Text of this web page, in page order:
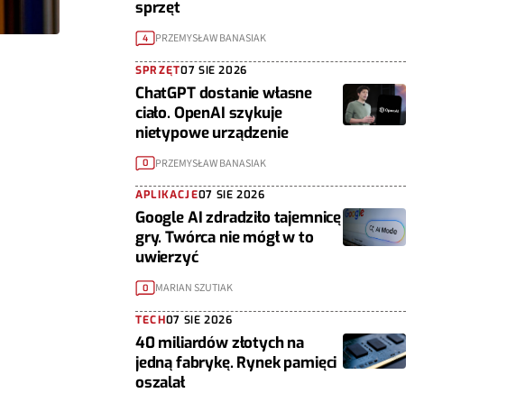
sprzęt
4 PRZEMYSŁAW BANASIAK
SPRZĘT07 SIE 2026
ChatGPT dostanie własne
ciało. OpenAI szykuje
nietypowe urządzenie
0 PRZEMYSŁAW BANASIAK
APLIKACJE07 SIE 2026
Google AI zdradziło tajemnicę
gry. Twórca nie mógł w to
uwierzyć
0 MARIAN SZUTIAK
TECH07 SIE 2026
40 miliardów złotych na
jedną fabrykę. Rynek pamięci
oszalał